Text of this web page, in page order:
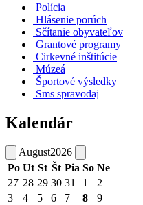
Polícia
Hlásenie porúch
Sčítanie obyvateľov
Grantové programy
Cirkevné inštitúcie
Múzeá
Športové výsledky
Sms spravodaj
Kalendár
August2026
Po Ut St Št Pia So Ne
27 28 29 30 31 1
2
3
4 5 6 7 8
9